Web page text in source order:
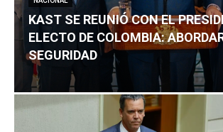
KAST SE REUNIÓ CON EL
ELECTO DE COLOMBIA:
SEGURIDAD